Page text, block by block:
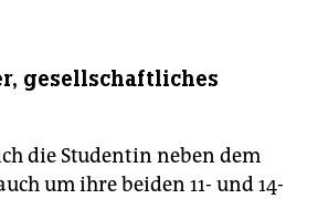
gesellschaftliches
die Studentin neben dem
um ihre beiden 11- und 14-